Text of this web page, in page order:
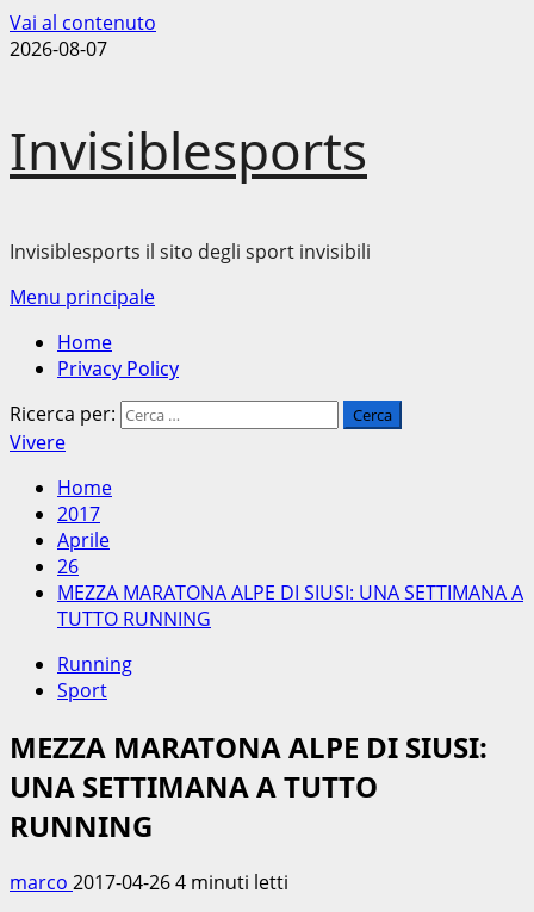
Vai al contenuto
2026-08-07
Invisiblesports
Invisiblesports il sito degli sport invisibili
Menu principale
Home
Privacy Policy
Ricerca per:
Vivere
Home
2017
Aprile
26
MEZZA MARATONA ALPE DI SIUSI: UNA SETTIMANA A
TUTTO RUNNING
Running
Sport
MEZZA MARATONA ALPE DI SIUSI:
UNA SETTIMANA A TUTTO
RUNNING
marco 2017-04-264 minuti letti